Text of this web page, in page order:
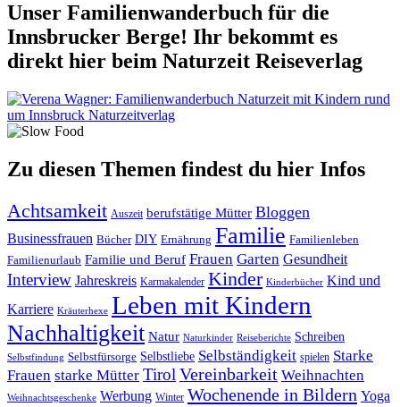
Unser Familienwanderbuch für die
Innsbrucker Berge! Ihr bekommt es
direkt hier beim Naturzeit Reiseverlag
Zu diesen Themen findest du hier Infos
Achtsamkeit Auszeit berufstätige Mütter Bloggen
Businessfrauen Bücher DIY Ernährung Familie Familienleben
Familienurlaub Familie und Beruf Frauen Garten Gesundheit
Interview Jahreskreis Karmakalender Kinder Kinderbücher Kind und
Karriere Kräuterhexe Leben mit Kindern
Nachhaltigkeit Natur Naturkinder Reiseberichte Schreiben
Selbstfindung Selbstfürsorge Selbstliebe Selbständigkeit spielen Starke
Frauen starke Mütter Tirol Vereinbarkeit Weihnachten
Weihnachtsgeschenke Werbung Winter Wochenende in Bildern Yoga